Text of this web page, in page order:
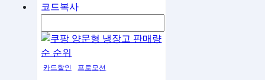
코드복사
카드할인 프로모션